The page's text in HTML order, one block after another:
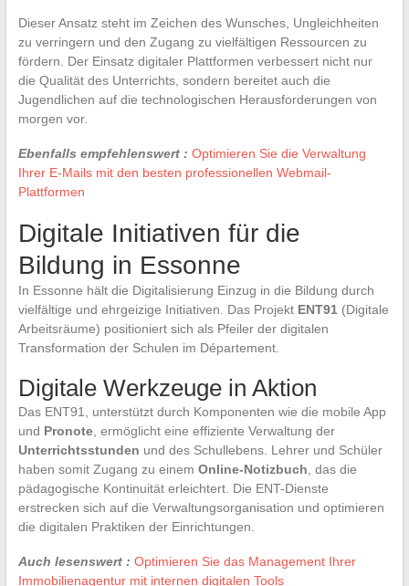
Dieser Ansatz steht im Zeichen des Wunsches, Ungleichheiten
zu verringern und den Zugang zu vielfältigen Ressourcen zu
fördern. Der Einsatz digitaler Plattformen verbessert nicht nur
die Qualität des Unterrichts, sondern bereitet auch die
Jugendlichen auf die technologischen Herausforderungen von
morgen vor.
Ebenfalls empfehlenswert : Optimieren Sie die Verwaltung
Ihrer E-Mails mit den besten professionellen Webmail-
Plattformen
Digitale Initiativen für die
Bildung in Essonne
In Essonne hält die Digitalisierung Einzug in die Bildung durch
vielfältige und ehrgeizige Initiativen. Das Projekt ENT91 (Digitale
Arbeitsräume) positioniert sich als Pfeiler der digitalen
Transformation der Schulen im Département.
Digitale Werkzeuge in Aktion
Das ENT91, unterstützt durch Komponenten wie die mobile App
und Pronote, ermöglicht eine effiziente Verwaltung der
Unterrichtsstunden und des Schullebens. Lehrer und Schüler
haben somit Zugang zu einem Online-Notizbuch , das die
pädagogische Kontinuität erleichtert. Die ENT-Dienste
erstrecken sich auf die Verwaltungsorganisation und optimieren
die digitalen Praktiken der Einrichtungen.
Auch lesenswert : Optimieren Sie das Management Ihrer
Immobilienagentur mit internen digitalen Tools